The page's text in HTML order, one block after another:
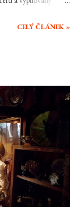
Jednoho dne
tohoto
nepřišly na zmar.
nos a tak když zjistí,
CELÝ ČLÁNEK »